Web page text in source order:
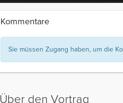
Kommentare
Sie müssen Zugang haben, um die
Über den Vortrag